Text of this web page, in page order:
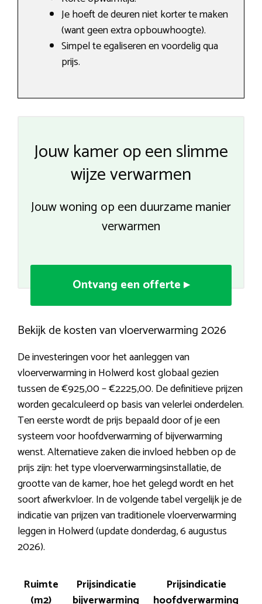
Je hoeft de deuren niet korter te maken
(want geen extra opbouwhoogte).
Simpel te egaliseren en voordelig qua
prijs.
Jouw kamer op een slimme
wijze verwarmen
Jouw woning op een duurzame manier
verwarmen
Ontvang een offerte ▸
Bekijk de kosten van vloerverwarming 2026
De investeringen voor het aanleggen van
vloerverwarming in Holwerd kost globaal gezien
tussen de €925,00 – €2225,00. De definitieve prijzen
worden gecalculeerd op basis van velerlei onderdelen.
Ten eerste wordt de prijs bepaald door of je een
systeem voor hoofdverwarming of bijverwarming
wenst. Alternatieve zaken die invloed hebben op de
prijs zijn: het type vloerverwarmingsinstallatie, de
grootte van de kamer, hoe het gelegd wordt en het
soort afwerkvloer. In de volgende tabel vergelijk je de
indicatie van prijzen van traditionele vloerverwarming
leggen in Holwerd (update donderdag, 6 augustus
2026).
Ruimte
Prijsindicatie
Prijsindicatie